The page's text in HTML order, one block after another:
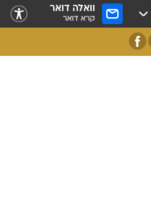
וואלה דואר
קרא דואר